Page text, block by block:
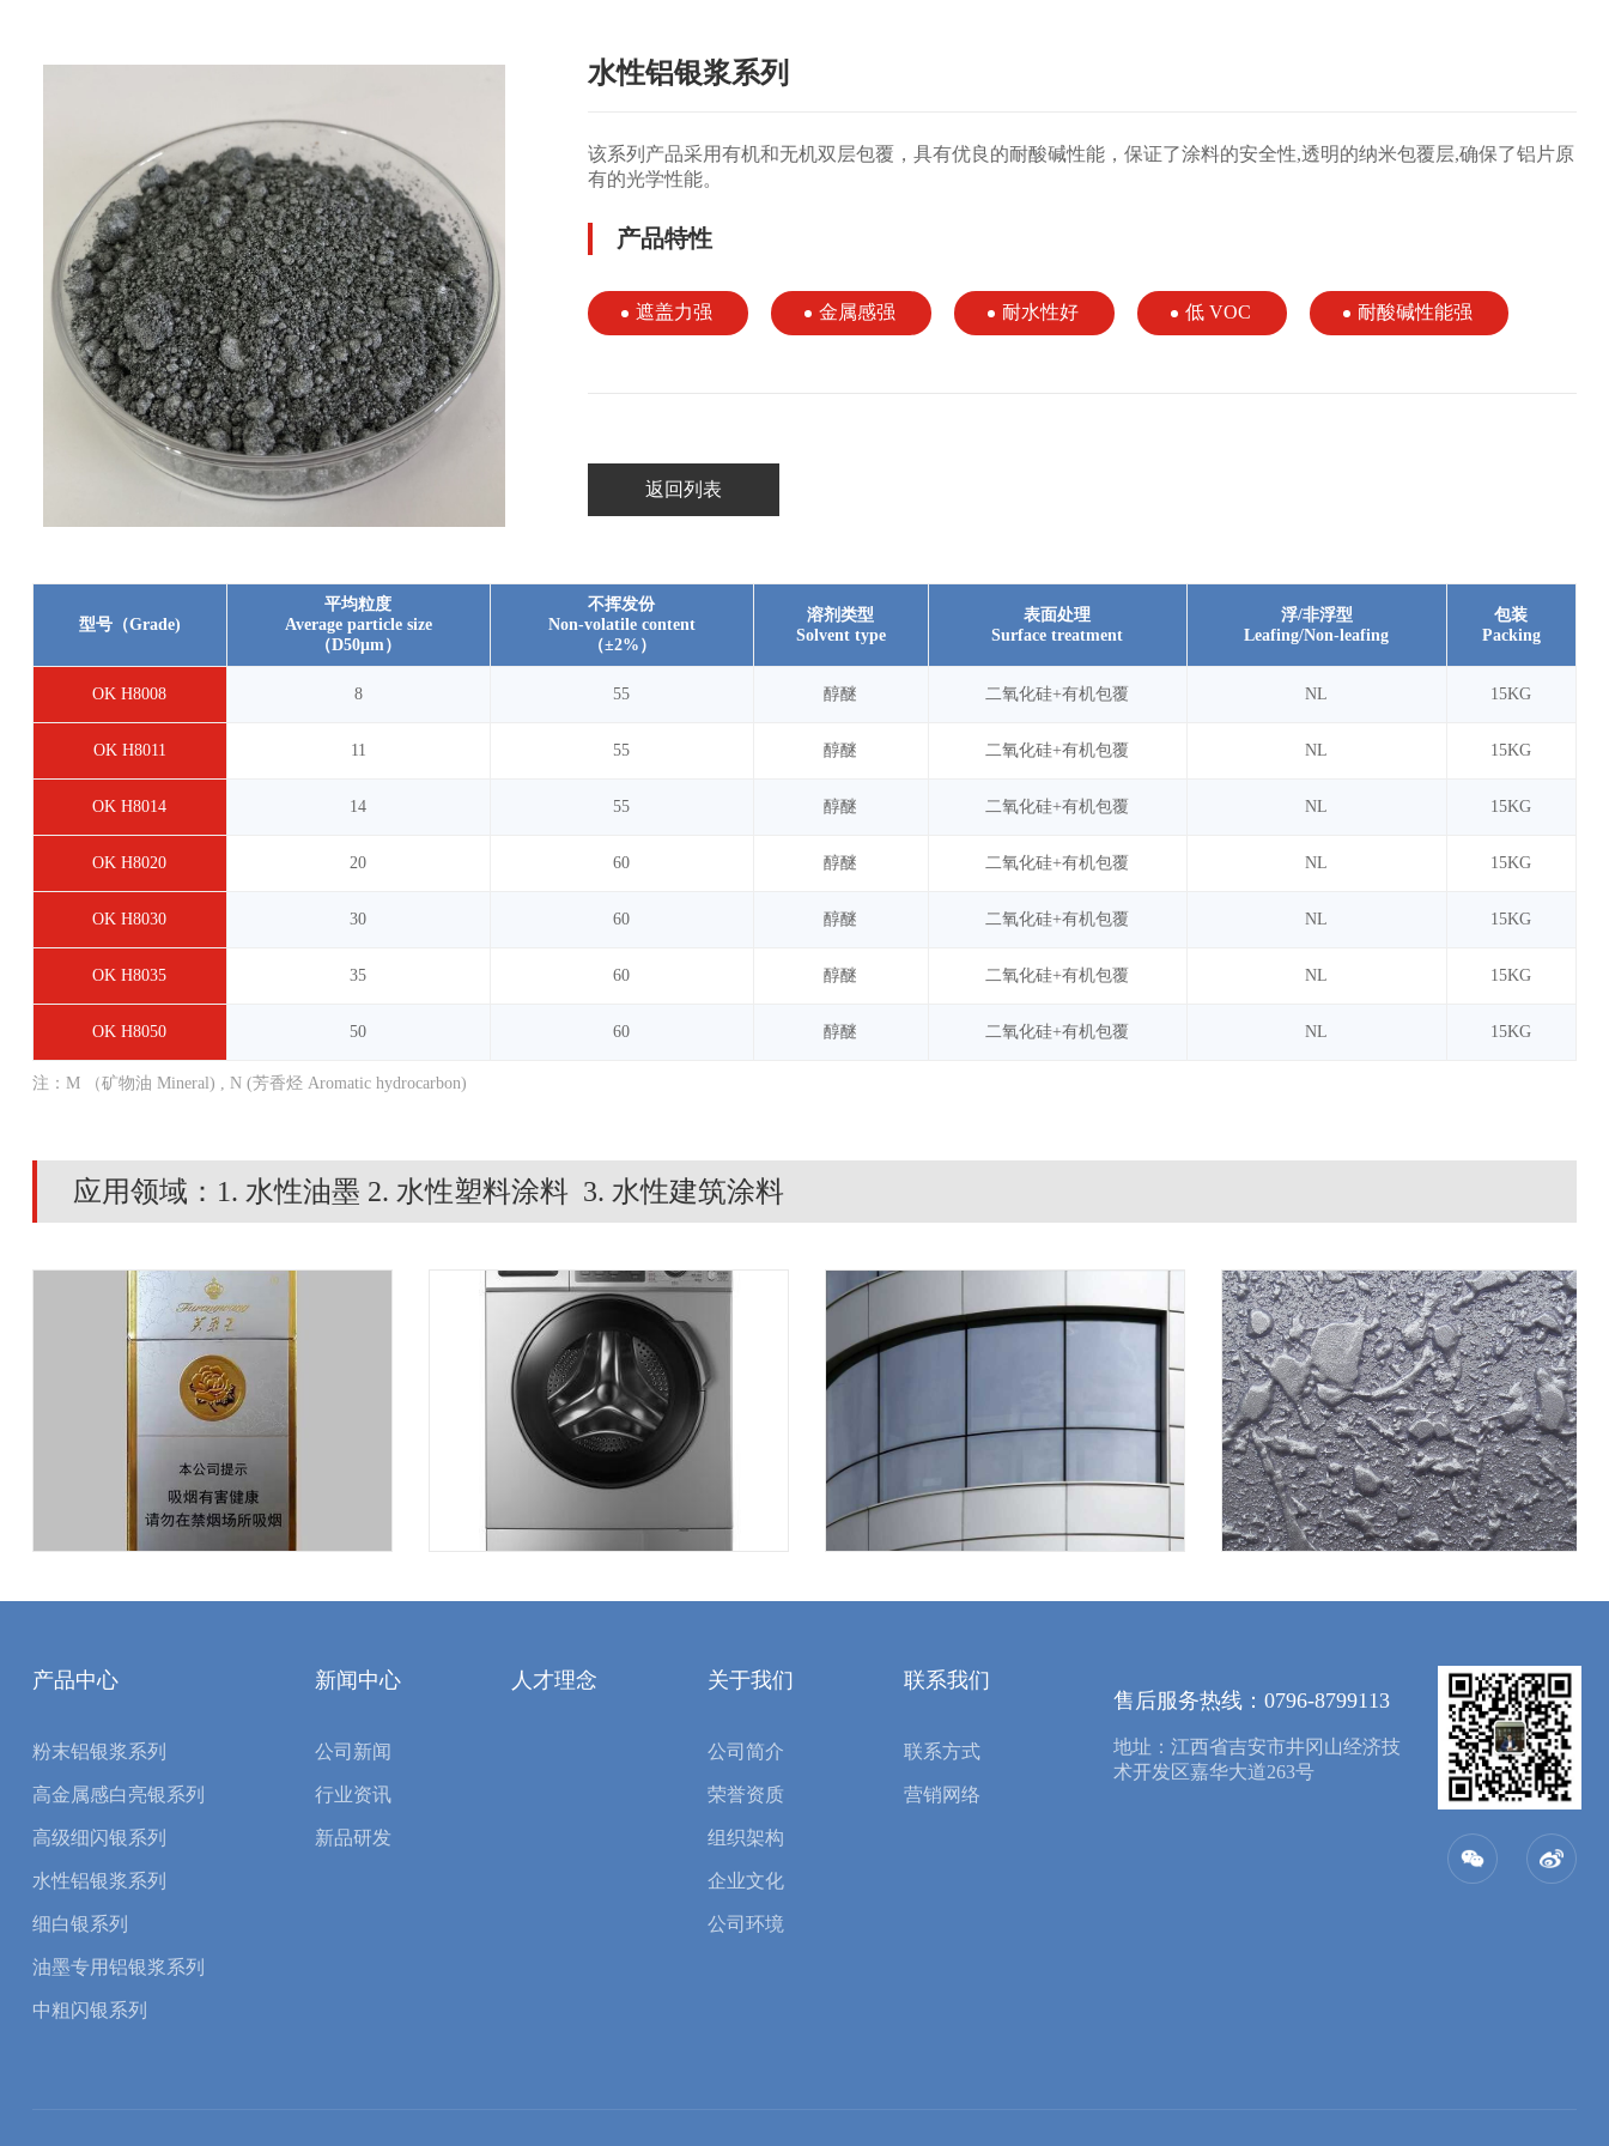
水性铝银浆系列
该系列产品采用有机和无机双层包覆，具有优良的耐酸碱性能，保证了涂料的安全性,透明的纳米包覆层,确保了铝片原
有的光学性能。
产品特性
遮盖力强 金属感强 耐水性好 低 VOC 耐酸碱性能强
返回列表
型号（Grade)
平均粒度
Average particle size
（D50μm）
不挥发份
Non-volatile content
（±2%）
溶剂类型
Solvent type
表面处理
Surface treatment
浮/非浮型
Leafing/Non-leafing
包装
Packing
OK H8008 8 55 醇醚 二氧化硅+有机包覆 NL 15KG
OK H8011 11 55 醇醚 二氧化硅+有机包覆 NL 15KG
OK H8014 14 55 醇醚 二氧化硅+有机包覆 NL 15KG
OK H8020 20 60 醇醚 二氧化硅+有机包覆 NL 15KG
OK H8030 30 60 醇醚 二氧化硅+有机包覆 NL 15KG
OK H8035 35 60 醇醚 二氧化硅+有机包覆 NL 15KG
OK H8050 50 60 醇醚 二氧化硅+有机包覆 NL 15KG
注：M （矿物油 Mineral) , N (芳香烃 Aromatic hydrocarbon)
应用领域：1. 水性油墨 2. 水性塑料涂料 3. 水性建筑涂料
产品中心
粉末铝银浆系列
高金属感白亮银系列
高级细闪银系列
水性铝银浆系列
细白银系列
油墨专用铝银浆系列
中粗闪银系列
新闻中心
公司新闻
行业资讯
新品研发
人才理念 关于我们
公司简介
荣誉资质
组织架构
企业文化
公司环境
联系我们
联系方式
营销网络
售后服务热线：0796-8799113
地址：江西省吉安市井冈山经济技
术开发区嘉华大道263号